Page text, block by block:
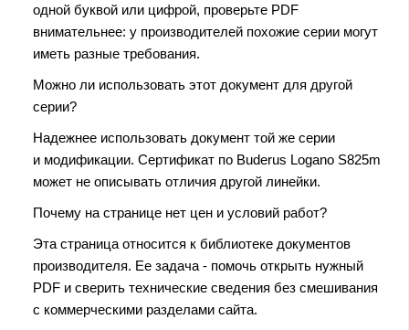
одной буквой или цифрой, проверьте PDF
внимательнее: у производителей похожие серии могут
иметь разные требования.
Можно ли использовать этот документ для другой
серии?
Надежнее использовать документ той же серии
и модификации. Сертификат по Buderus Logano S825m
может не описывать отличия другой линейки.
Почему на странице нет цен и условий работ?
Эта страница относится к библиотеке документов
производителя. Ее задача - помочь открыть нужный
PDF и сверить технические сведения без смешивания
с коммерческими разделами сайта.